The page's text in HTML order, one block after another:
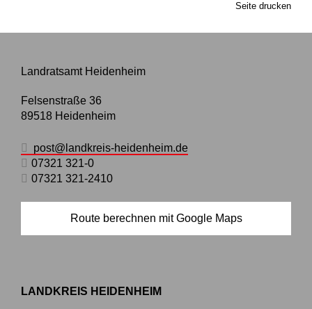
Seite drucken
Landratsamt Heidenheim
Felsenstraße 36
89518 Heidenheim
post@landkreis-heidenheim.de
07321 321-0
07321 321-2410
Route berechnen mit Google Maps
LANDKREIS HEIDENHEIM